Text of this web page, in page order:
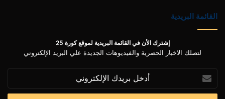
القائمة البريدية
إشترك الأن في القائمة البريدية لموقع كورة 25
لتصلك الاخبار الحصرية والفيديوهات الجديدة علي البريد الإلكتروني
أدخل
بريدك
الإلكتروني